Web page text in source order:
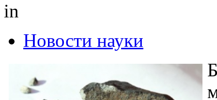
in
Новости науки